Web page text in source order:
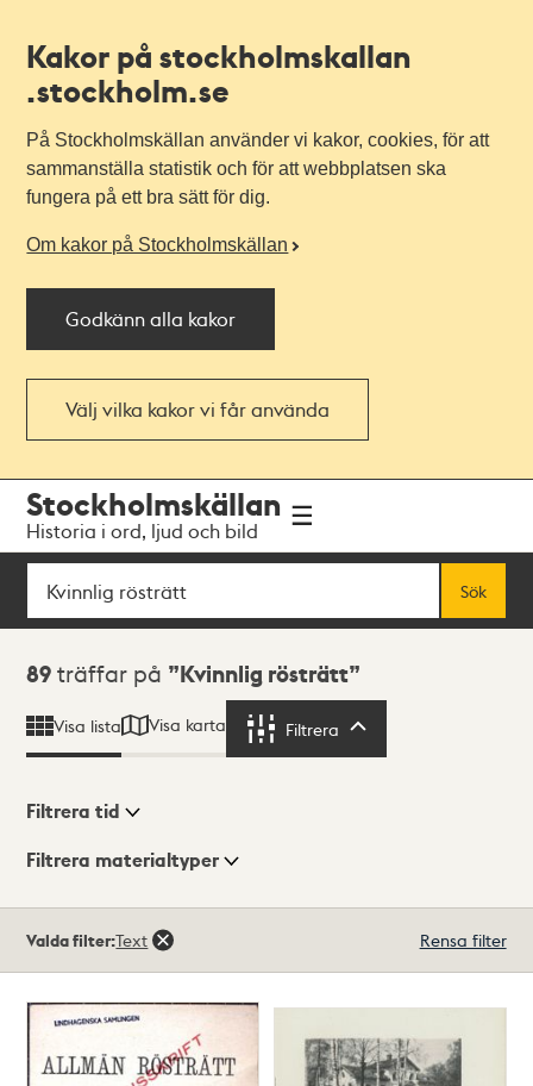
Kakor på stockholmskallan
.stockholm.se
På Stockholmskällan använder vi kakor, cookies, för att
sammanställa statistik och för att webbplatsen ska
fungera på ett bra sätt för dig.
Om kakor på Stockholmskällan
Godkänn alla kakor
Välj vilka kakor vi får använda
navigationen
huvudinnehållet
Stockholmskällan
Historia i ord, ljud och bild
Sök
Sök
Sökresultat
89 träffar på Kvinnlig rösträtt
Visa lista Visa karta Filtrera
Visningsläge
Filtrera tid
Filtrera materialtyper
träffar
Valda filter:Text Rensa filter